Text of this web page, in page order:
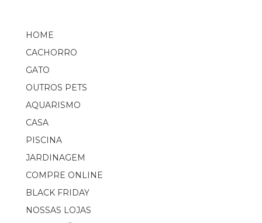
HOME
CACHORRO
GATO
OUTROS PETS
AQUARISMO
CASA
PISCINA
JARDINAGEM
COMPRE ONLINE
BLACK FRIDAY
NOSSAS LOJAS